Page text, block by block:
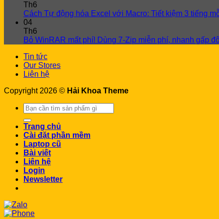
Th6
Cách Tự động hóa Excel với Macro: Tiết kiệm 3 tiếng
04
Th6
Bỏ WinRAR mất phí! Dùng 7-Zip miễn phí, nhanh gấp
Tin tức
Our Stores
Liên hệ
Copyright 2026 © Hải Khoa Theme
Search
for:
Trang chủ
Cài đặt phần mềm
Laptop cũ
Bài viết
Liên hệ
Login
Newsletter